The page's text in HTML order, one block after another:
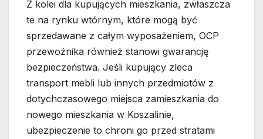
Z kolei dla kupujących mieszkania, zwłaszcza
te na rynku wtórnym, które mogą być
sprzedawane z całym wyposażeniem, OCP
przewoźnika również stanowi gwarancję
bezpieczeństwa. Jeśli kupujący zleca
transport mebli lub innych przedmiotów z
dotychczasowego miejsca zamieszkania do
nowego mieszkania w Koszalinie,
ubezpieczenie to chroni go przed stratami